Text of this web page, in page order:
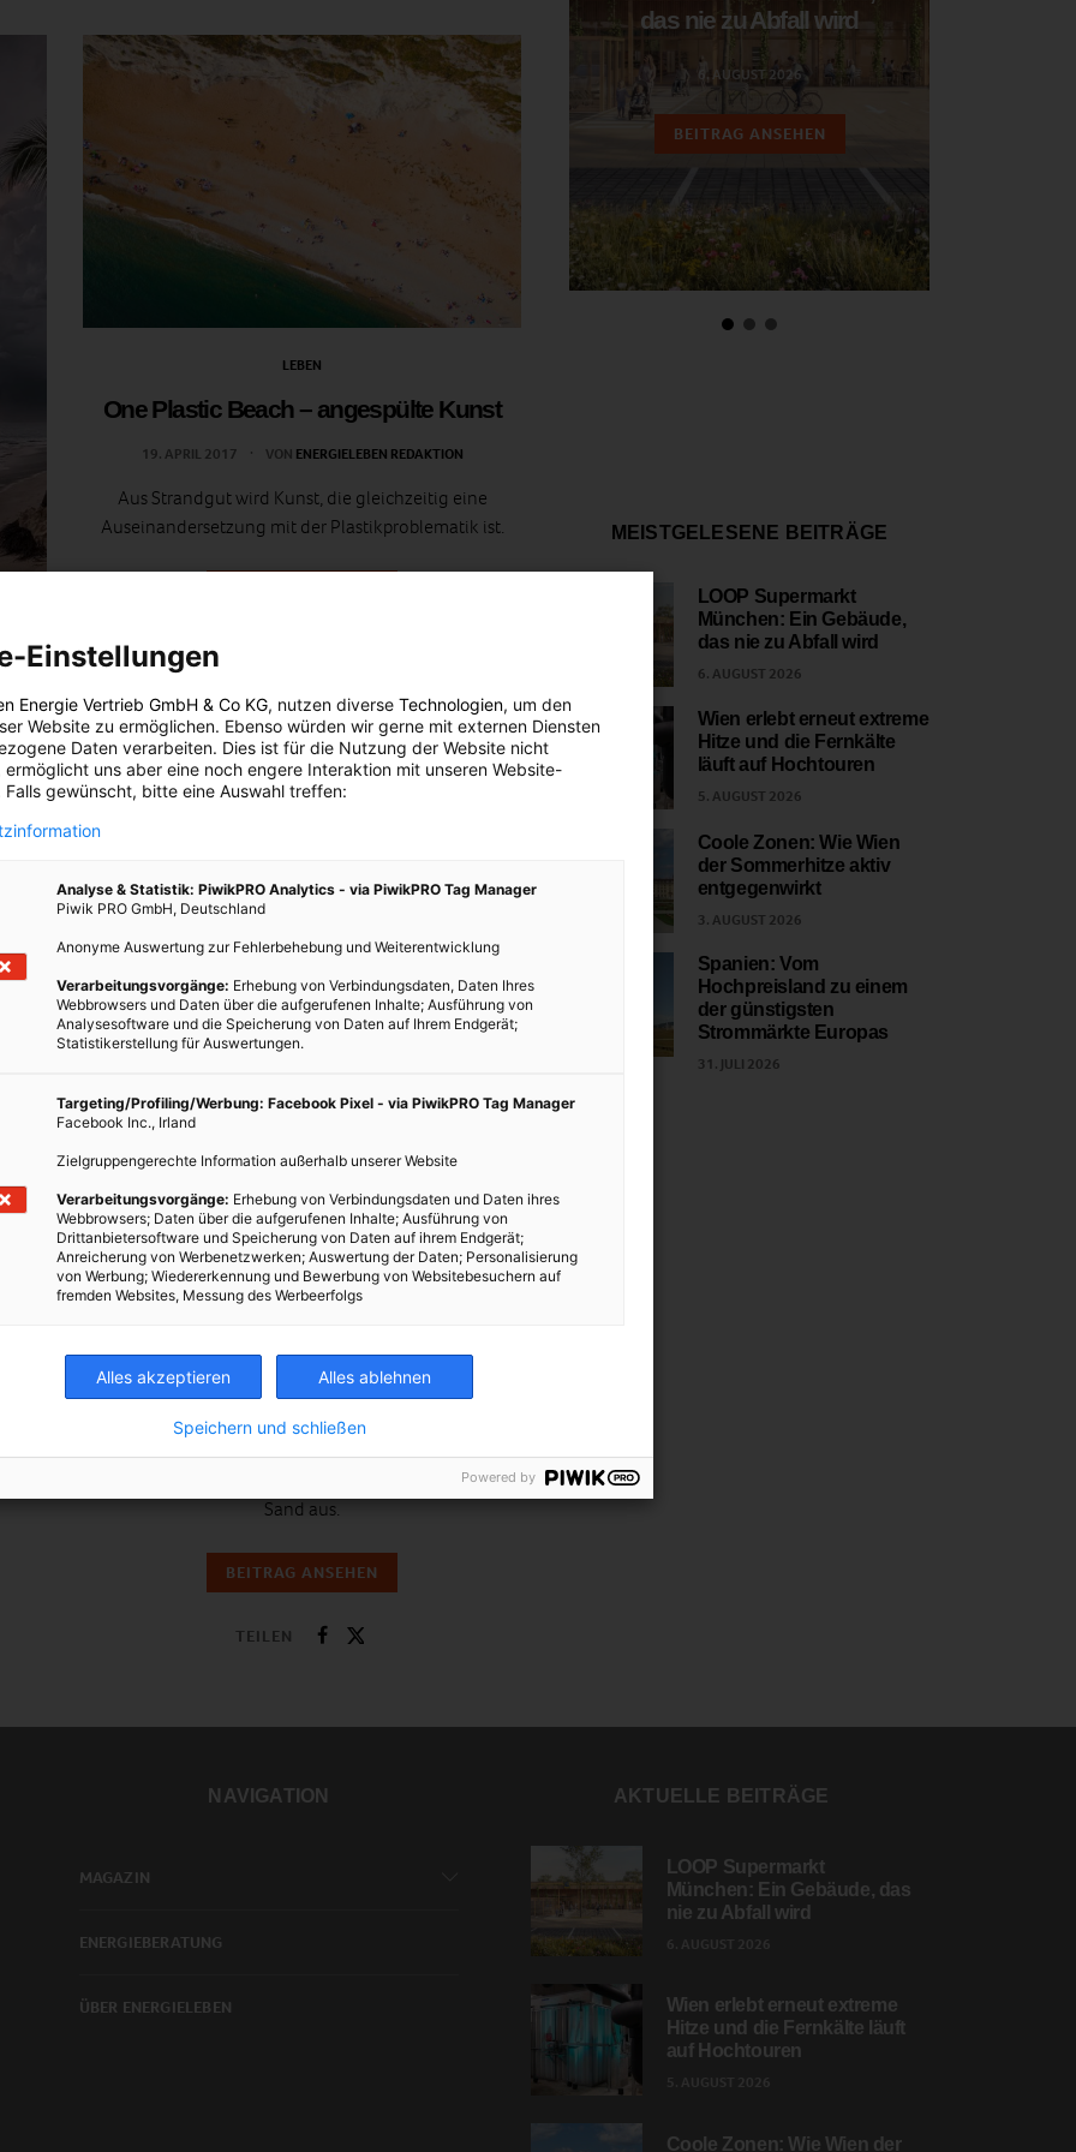
LEBEN
One Plastic Beach – angespülte Kunst
19. APRIL 2017 VON ENERGIELEBEN REDAKTION
Aus Strandgut wird Kunst, die gleichzeitig eine
Auseinandersetzung mit der Plastikproblematik ist.
Sand ist eine knappe Ressource
13. JANUAR 2016 VONMARTINA LIEL
Neben Kohle, Öl und Trinkwasser geht uns nun der
Sand aus.
BEITRAG ANSEHEN
TEILEN
das nie zu Abfall wird
6. AUGUST 2026
BEITRAG ANSEHEN
MEISTGELESENE BEITRÄGE
LOOP Supermarkt
München: Ein Gebäude,
das nie zu Abfall wird
6. AUGUST 2026
Wien erlebt erneut extreme
Hitze und die Fernkälte
läuft auf Hochtouren
5. AUGUST 2026
Coole Zonen: Wie Wien
der Sommerhitze aktiv
entgegenwirkt
3. AUGUST 2026
Spanien: Vom
Hochpreisland zu einem
der günstigsten
Strommärkte Europas
31. JULI 2026
NAVIGATION
MAGAZIN
ENERGIEBERATUNG
ÜBER ENERGIELEBEN
AKTUELLE BEITRÄGE
LOOP Supermarkt
München: Ein Gebäude, das
nie zu Abfall wird
Wien erlebt erneut extreme
Hitze und die Fernkälte läuft
auf Hochtouren
Coole Zonen: Wie Wien der
Einstellungen
Energie Vertrieb GmbH & Co KG, nutzen diverse Technologien, um den
Website zu ermöglichen. Ebenso würden wir gerne mit externen Diensten
Daten verarbeiten. Dies ist für die Nutzung der Website nicht
ermöglicht uns aber eine noch engere Interaktion mit unseren Website-
Falls gewünscht, bitte eine Auswahl treffen:
Analyse & Statistik: PiwikPRO Analytics - via PiwikPRO Tag Manager
Piwik PRO GmbH, Deutschland
Anonyme Auswertung zur Fehlerbehebung und Weiterentwicklung
Verarbeitungsvorgänge: Erhebung von Verbindungsdaten, Daten Ihres
Webbrowsers und Daten über die aufgerufenen Inhalte; Ausführung von
Analysesoftware und die Speicherung von Daten auf Ihrem Endgerät;
Statistikerstellung für Auswertungen.
Targeting/Profiling/Werbung: Facebook Pixel - via PiwikPRO Tag Manager
Facebook Inc., Irland
Zielgruppengerechte Information außerhalb unserer Website
Verarbeitungsvorgänge: Erhebung von Verbindungsdaten und Daten ihres
Webbrowsers; Daten über die aufgerufenen Inhalte; Ausführung von
Drittanbietersoftware und Speicherung von Daten auf ihrem Endgerät;
Anreicherung von Werbenetzwerken; Auswertung der Daten; Personalisierung
von Werbung; Wiedererkennung und Bewerbung von Websitebesuchern auf
fremden Websites, Messung des Werbeerfolgs
Alles akzeptieren Alles ablehnen
Speichern und schließen
Powered by